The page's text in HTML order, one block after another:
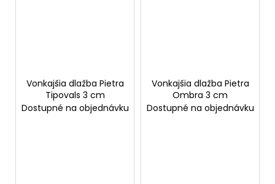
Vonkajšia dlažba Pietra
Tipovals 3 cm
Dostupné na objednávku
Vonkajšia dlažba Pietra
Ombra 3 cm
Dostupné na objednávku